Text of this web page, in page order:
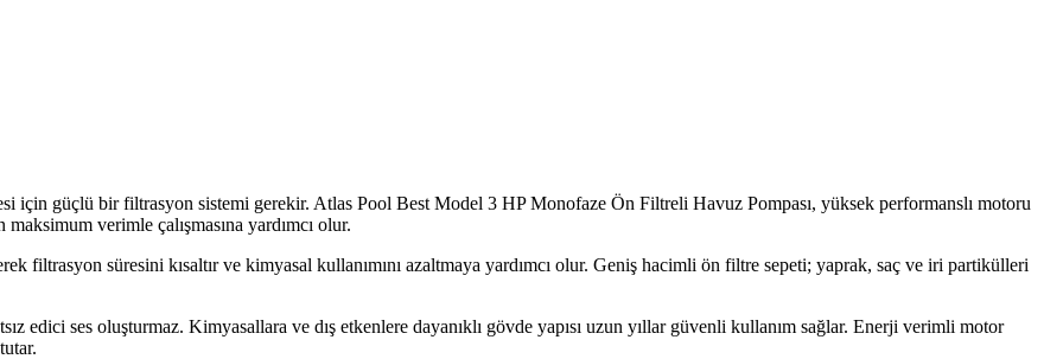
için güçlü bir filtrasyon sistemi gerekir. Atlas Pool Best Model 3 HP Monofaze Ön Filtreli Havuz Pompası, yüksek performanslı motoru
verimle çalışmasına yardımcı olur.
filtrasyon süresini kısaltır ve kimyasal kullanımını azaltmaya yardımcı olur. Geniş hacimli ön filtre sepeti; yaprak, saç ve iri partikülleri
edici ses oluşturmaz. Kimyasallara ve dış etkenlere dayanıklı gövde yapısı uzun yıllar güvenli kullanım sağlar. Enerji verimli motor